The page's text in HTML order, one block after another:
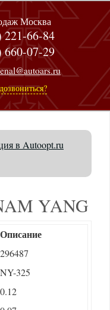
Москва
221-66-84
660-07-29
в Autoopt.ru
YANG
Описание
296487
NY-325
0.12